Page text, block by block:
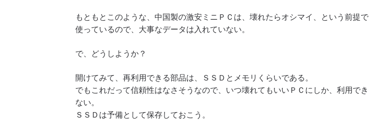
もともとこのような、中国製の激安ミニＰＣは、壊れたらオシマイ、という前提で
使っているので、大事なデータは入れていない。
で、どうしようか？
開けてみて、再利用できる部品は、ＳＳＤとメモリくらいである。
でもこれだって信頼性はなさそうなので、いつ壊れてもいいＰＣにしか、利用でき
ない。
ＳＳＤは予備として保存しておこう。